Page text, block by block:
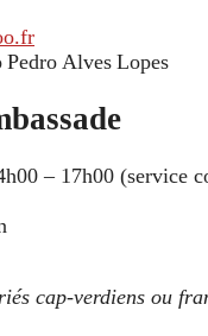
Alves Lopes
– 17h00 (service
cap‑verdiens ou